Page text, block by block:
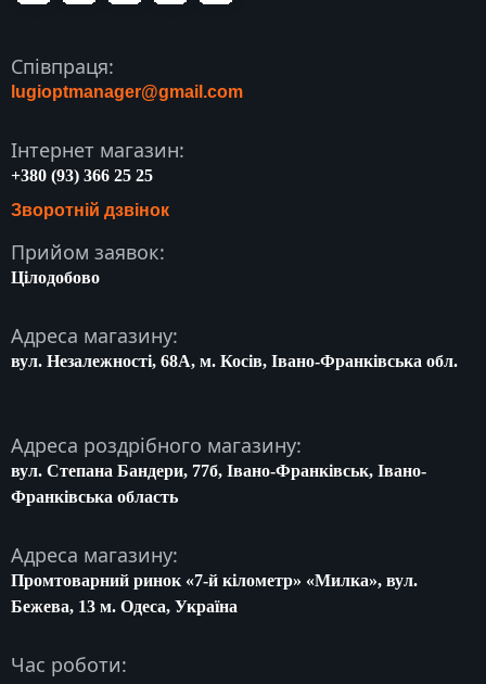
Співпраця:
lugioptmanager@gmail.com
Інтернет магазин:
+380 (93) 366 25 25
Зворотній дзвінок
Прийом заявок:
Цілодобово
Адреса магазину:
вул. Незалежності, 68A, м. Косів, Івано-Франківська обл.
Адреса роздрібного магазину:
вул. Степана Бандери, 77б, Івано-Франківськ, Івано-
Франківська область
Адреса магазину:
Промтоварний ринок «7-й кілометр» «Милка», вул.
Бежева, 13 м. Одеса, Україна
Час роботи: